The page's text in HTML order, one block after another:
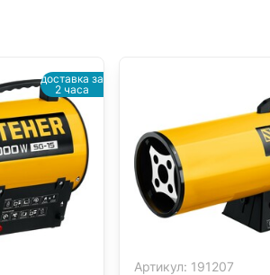
доставка за
2 часа
Артикул: 191207